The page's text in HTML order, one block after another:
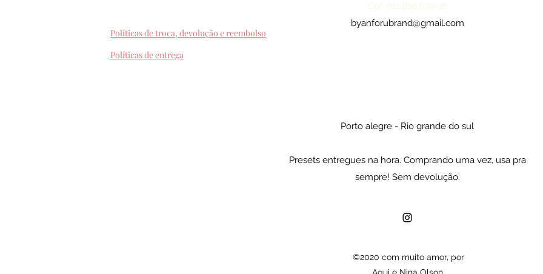
Políticas de troca, devolução e reembolso
Cpf: 012.810.630-10
byanforubrand@gmail.com
Políticas de entrega
Porto alegre - Rio grande do sul
Presets entregues na hora. Comprando uma vez, usa pra
sempre! Sem devolução.
©2020 com muito amor, por